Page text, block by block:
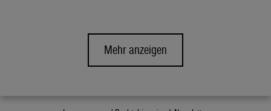
Mehr anzeigen